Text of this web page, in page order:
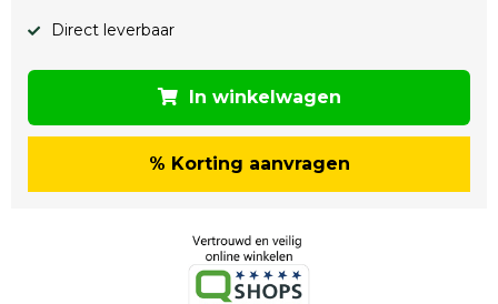
Direct leverbaar
In winkelwagen
% Korting aanvragen